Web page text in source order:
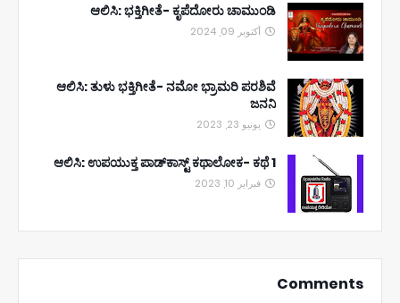
ಆಲಿಸಿ: ಭಕ್ತಿಗೀತೆ- ಕೃಪೆದೋರು ಚಾಮುಂಡಿ
أكتوبر 09, 2024
ಆಲಿಸಿ: ತುಳು ಭಕ್ತಿಗೀತೆ- ನಮೋ ಭ್ರಾಮರಿ ಪರಶಿವೆ
ಜನನಿ
يونيو 23, 2023
ಆಲಿಸಿ: ಉಪಯುಕ್ತ ಪಾಡ್‌ಕಾಸ್ಟ್‌ ಕಥಾಲೋಕ- ಕಥೆ 1
فبراير 10, 2023
Comments